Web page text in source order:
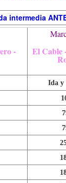
intermedia
- El Cable
Ida y